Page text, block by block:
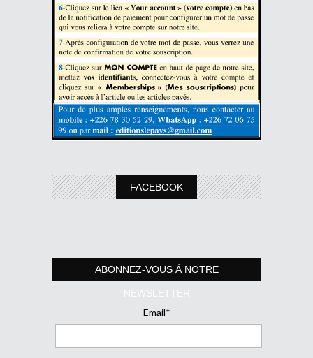
FACEBOOK
ABONNEZ-VOUS À NOTRE
NEWSLETTER
Email*